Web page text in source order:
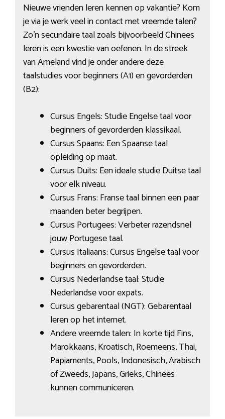
Nieuwe vrienden leren kennen op vakantie? Kom
je via je werk veel in contact met vreemde talen?
Zo’n secundaire taal zoals bijvoorbeeld Chinees
leren is een kwestie van oefenen. In de streek
van Ameland vind je onder andere deze
taalstudies voor beginners (A1) en gevorderden
(B2):
Cursus Engels: Studie Engelse taal voor
beginners of gevorderden klassikaal.
Cursus Spaans: Een Spaanse taal
opleiding op maat.
Cursus Duits: Een ideale studie Duitse taal
voor elk niveau.
Cursus Frans: Franse taal binnen een paar
maanden beter begrijpen.
Cursus Portugees: Verbeter razendsnel
jouw Portugese taal.
Cursus Italiaans: Cursus Engelse taal voor
beginners en gevorderden.
Cursus Nederlandse taal: Studie
Nederlandse voor expats.
Cursus gebarentaal (NGT): Gebarentaal
leren op het internet.
Andere vreemde talen: In korte tijd Fins,
Marokkaans, Kroatisch, Roemeens, Thai,
Papiaments, Pools, Indonesisch, Arabisch
of Zweeds, Japans, Grieks, Chinees
kunnen communiceren.